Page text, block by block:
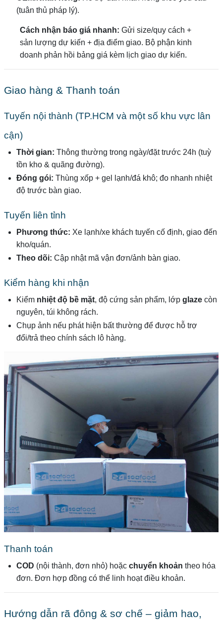
(tuân thủ pháp lý).
Cách nhận báo giá nhanh: Gửi size/quy cách +
sản lượng dự kiến + địa điểm giao. Bộ phận kinh
doanh phản hồi bảng giá kèm lịch giao dự kiến.
Giao hàng & Thanh toán
Tuyến nội thành (TP.HCM và một số khu vực lân
cận)
Thời gian: Thông thường trong ngày/đặt trước 24h (tuỳ
tồn kho & quãng đường).
Đóng gói: Thùng xốp + gel lạnh/đá khô; đo nhanh nhiệt
độ trước bàn giao.
Tuyến liên tỉnh
Phương thức: Xe lạnh/xe khách tuyến cố định, giao đến
kho/quán.
Theo dõi: Cập nhật mã vận đơn/ảnh bàn giao.
Kiểm hàng khi nhận
Kiểm nhiệt độ bề mặt, độ cứng sản phẩm, lớp glazecòn
nguyên, túi không rách.
Chụp ảnh nếu phát hiện bất thường để được hỗ trợ
đổi/trả theo chính sách lô hàng.
Thanh toán
COD (nội thành, đơn nhỏ) hoặc chuyển khoản theo hóa
đơn. Đơn hợp đồng có thể linh hoạt điều khoản.
Hướng dẫn rã đông & sơ chế – giảm hao,